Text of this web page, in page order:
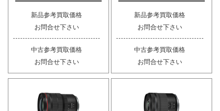
新品参考買取価格
お問合せ下さい
中古参考買取価格
お問合せ下さい
新品参考買取価格
お問合せ下さい
中古参考買取価格
お問合せ下さい